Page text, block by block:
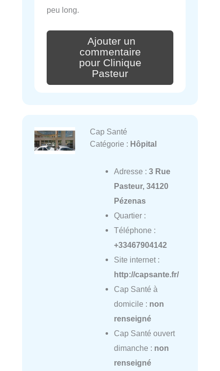
peu long.
Ajouter un
commentaire
pour Clinique
Pasteur
Cap Santé
Catégorie : Hôpital
Adresse : 3 Rue
Pasteur, 34120
Pézenas
Quartier :
Téléphone :
+33467904142
Site internet :
http://capsante.fr/
Cap Santé à
domicile : non
renseigné
Cap Santé ouvert
dimanche : non
renseigné